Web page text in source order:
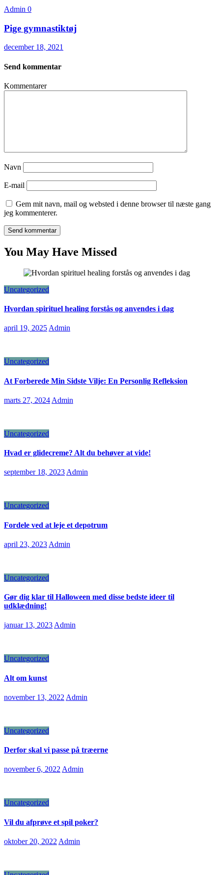
Admin 0
Pige gymnastiktøj
december 18, 2021
Send kommentar
Kommentarer
Navn
E-mail
Gem mit navn, mail og websted i denne browser til næste gang
jeg kommenterer.
You May Have Missed
Uncategorized
Hvordan spirituel healing forstås og anvendes i dag
april 19, 2025 Admin
Uncategorized
At Forberede Min Sidste Vilje: En Personlig Refleksion
marts 27, 2024 Admin
Uncategorized
Hvad er glidecreme? Alt du behøver at vide!
september 18, 2023 Admin
Uncategorized
Fordele ved at leje et depotrum
april 23, 2023 Admin
Uncategorized
Gør dig klar til Halloween med disse bedste ideer til
udklædning!
januar 13, 2023Admin
Uncategorized
Alt om kunst
november 13, 2022 Admin
Uncategorized
Derfor skal vi passe på træerne
november 6, 2022Admin
Uncategorized
Vil du afprøve et spil poker?
oktober 20, 2022 Admin